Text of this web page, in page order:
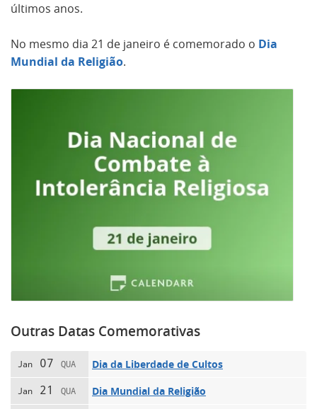
últimos anos.
No mesmo dia 21 de janeiro é comemorado o Dia
Mundial da Religião.
Outras Datas Comemorativas
Jan 07 QUA Dia da Liberdade de Cultos
Jan 21 QUA Dia Mundial da Religião